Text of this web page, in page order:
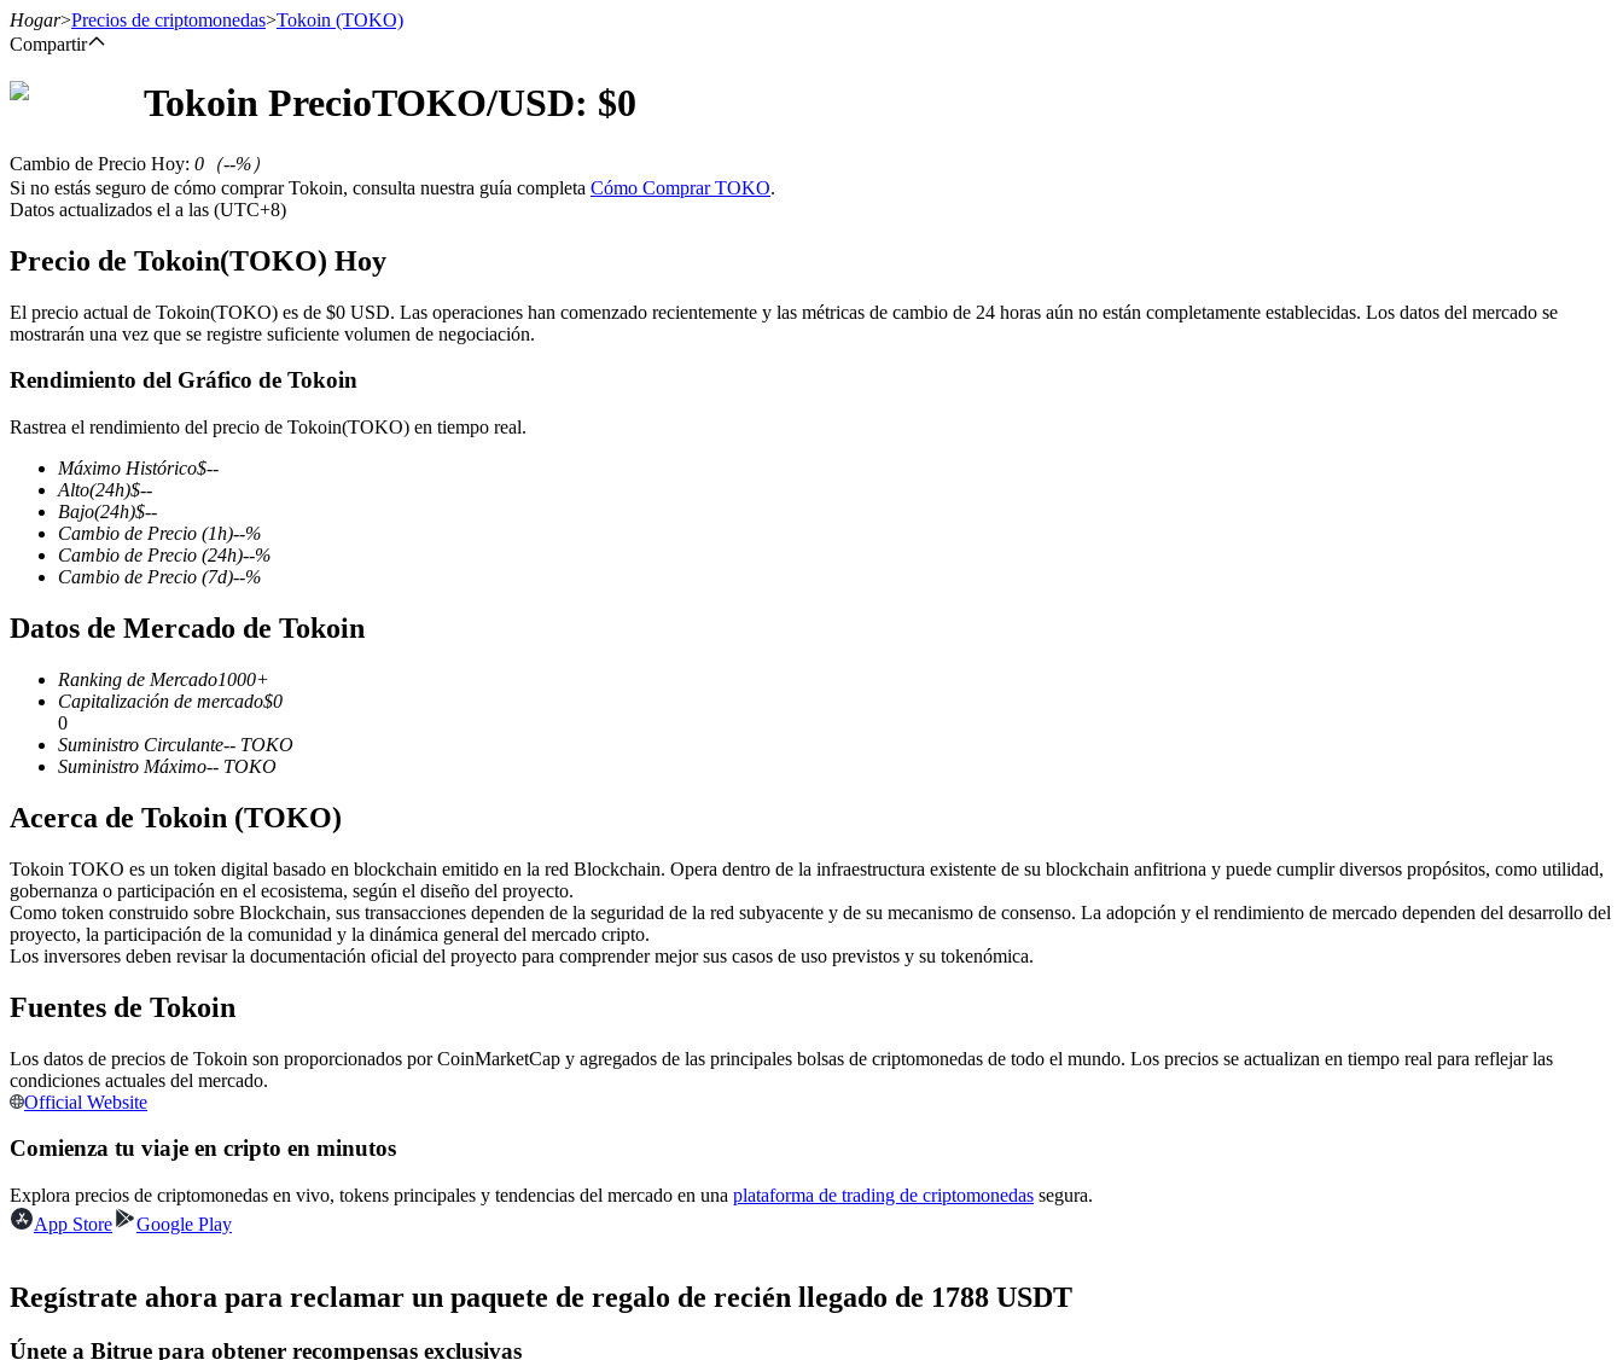
Futuros de criptomonedas
TradFi
Derivados de acciones, divisas, metales preciosos y materias primas
Futuros del USDC
Futuros que utilizan USDC como garantía
Copiar Trading
Hogar>Precios de criptomonedas>Tokoin (TOKO)
Compartir
Tokoin PrecioTOKO/USD: $0
Cambio de Precio Hoy: 0 （--%）
Si no estás seguro de cómo comprar Tokoin, consulta nuestra guía completa Cómo Comprar TOKO.
Datos actualizados el a las (UTC+8)
Precio de Tokoin(TOKO) Hoy
El precio actual de Tokoin(TOKO) es de $0 USD. Las operaciones han comenzado recientemente y las métricas de cambio de 24 horas aún no están completamente establecidas. Los datos del mercado se
mostrarán una vez que se registre suficiente volumen de negociación.
Rendimiento del Gráfico de Tokoin
Rastrea el rendimiento del precio de Tokoin(TOKO) en tiempo real.
Máximo Histórico$--
Alto(24h)$--
Bajo(24h)$--
Cambio de Precio (1h)--%
Cambio de Precio (24h)--%
Cambio de Precio (7d)--%
Datos de Mercado de Tokoin
Ranking de Mercado1000+
Capitalización de mercado$0
0
Suministro Circulante-- TOKO
Suministro Máximo-- TOKO
Acerca de Tokoin (TOKO)
Tokoin TOKO es un token digital basado en blockchain emitido en la red Blockchain. Opera dentro de la infraestructura existente de su blockchain anfitriona y puede cumplir diversos propósitos, como utilidad,
gobernanza o participación en el ecosistema, según el diseño del proyecto.
Como token construido sobre Blockchain, sus transacciones dependen de la seguridad de la red subyacente y de su mecanismo de consenso. La adopción y el rendimiento de mercado dependen del desarrollo del
proyecto, la participación de la comunidad y la dinámica general del mercado cripto.
Los inversores deben revisar la documentación oficial del proyecto para comprender mejor sus casos de uso previstos y su tokenómica.
Fuentes de Tokoin
Los datos de precios de Tokoin son proporcionados por CoinMarketCap y agregados de las principales bolsas de criptomonedas de todo el mundo. Los precios se actualizan en tiempo real para reflejar las
condiciones actuales del mercado.
Official Website
Comienza tu viaje en cripto en minutos
Explora precios de criptomonedas en vivo, tokens principales y tendencias del mercado en una plataforma de trading de criptomonedas segura.
App Store
Google Play
Regístrate ahora para reclamar un paquete de regalo de recién llegado de 1788 USDT
Únete a Bitrue para obtener recompensas exclusivas